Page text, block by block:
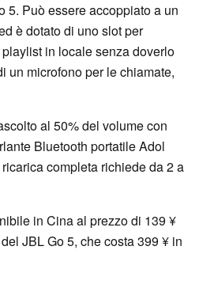
5. Può essere accoppiato a un
è dotato di uno slot per
in locale senza doverlo
un microfono per le chiamate,
al 50% del volume con
Bluetooth portatile Adol
completa richiede da 2 a
in Cina al prezzo di 139 ¥
JBL Go 5, che costa 399 ¥ in